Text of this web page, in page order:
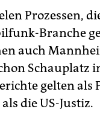
Prozessen,
Branche
auch
Schauplatz
gelten als
die US-Justiz.